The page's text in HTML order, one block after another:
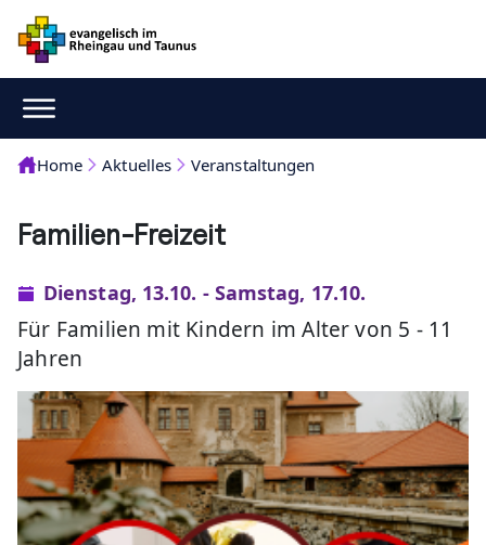
Home Aktuelles Veranstaltungen
Familien-Freizeit
Dienstag, 13.10. - Samstag, 17.10.
Für Familien mit Kindern im Alter von 5 - 11
Jahren